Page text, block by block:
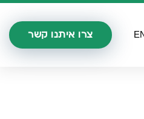
צרו איתנו קשר